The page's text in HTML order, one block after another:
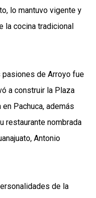
lo mantuvo vigente y
la cocina tradicional
pasiones de Arroyo fue
a construir la Plaza
Pachuca, además
restaurante nombrada
Antonio
de la